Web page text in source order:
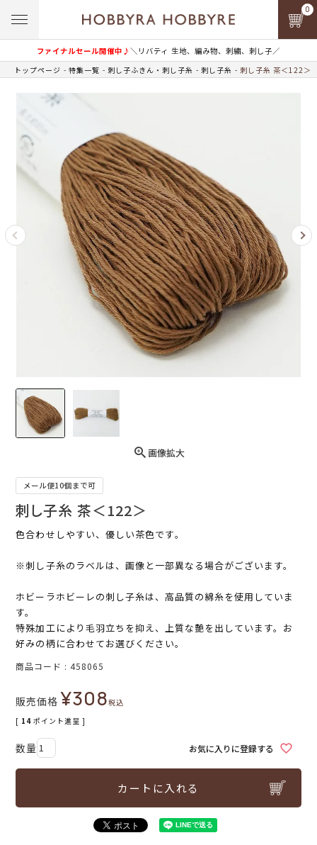
ファイナルセール開催中♪＼リバティ 生地、編み物、刺繍、刺し子／
0
トップページ 特集一覧 刺し子ふきん・刺し子糸 刺し子糸 刺し子糸 茶＜122＞
画像拡大
メール便10個まで可
刺し子糸 茶＜122＞
色合わせしやすい、優しい茶色です｡
※刺し子糸のラベルは、画像と一部異なる場合がございます。
ホビーラホビーレの刺し子糸は、高品質の綿糸を使用していま
す。
特殊加工により毛羽立ちを抑え、上質な艶を出しています。お
好みの柄に合わせてお選びください。
商品コード 458065
販売価格 ¥308税込
[ 14 ポイント進呈 ]
お気に入りに登録する
カートに入れる